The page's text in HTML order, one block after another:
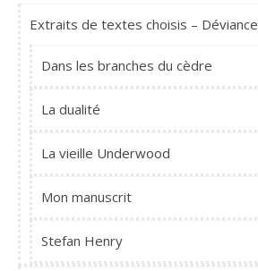
Extraits de textes choisis – Déviance
Dans les branches du cèdre
La dualité
La vieille Underwood
Mon manuscrit
Stefan Henry